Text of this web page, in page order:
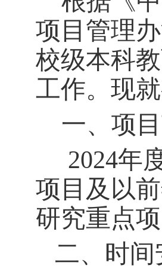
项目管理
校级本科
工作。现
一、项
2024年
项目及以
研究重点
二、 时间